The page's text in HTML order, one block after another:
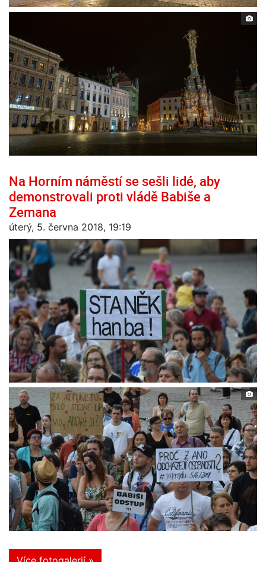
Na Horním náměstí se sešli lidé, aby
demonstrovali proti vládě Babiše a
Zemana
úterý, 5. června 2018, 19:19